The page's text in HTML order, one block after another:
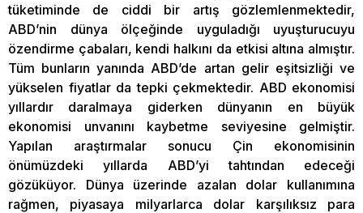
tüketiminde de ciddi bir artış gözlemlenmektedir,
ABD’nin dünya ölçeğinde uyguladığı uyuşturucuyu
özendirme çabaları, kendi halkını da etkisi altına almıştır.
Tüm bunların yanında ABD’de artan gelir eşitsizliği ve
yükselen fiyatlar da tepki çekmektedir. ABD ekonomisi
yıllardır daralmaya giderken dünyanın en büyük
ekonomisi unvanını kaybetme seviyesine gelmiştir.
Yapılan araştırmalar sonucu Çin ekonomisinin
önümüzdeki yıllarda ABD’yi tahtından edeceği
gözüküyor. Dünya üzerinde azalan dolar kullanımına
rağmen, piyasaya milyarlarca dolar karşılıksız para